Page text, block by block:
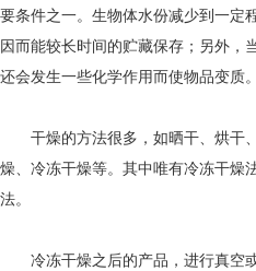
要条件之一。生物体水份减少到一定
因而能较长时间的贮藏保存；另外，
还会发生一些化学作用而使物品变质。
干燥的方法很多，如晒干、烘干
燥、冷冻干燥等。其中唯有冷冻干燥
法。
冷冻干燥之后的产品，进行真空